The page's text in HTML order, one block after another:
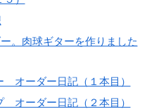
。肉球ギターを作りました
オーダー日記（１本目）
オーダー日記（２本目）